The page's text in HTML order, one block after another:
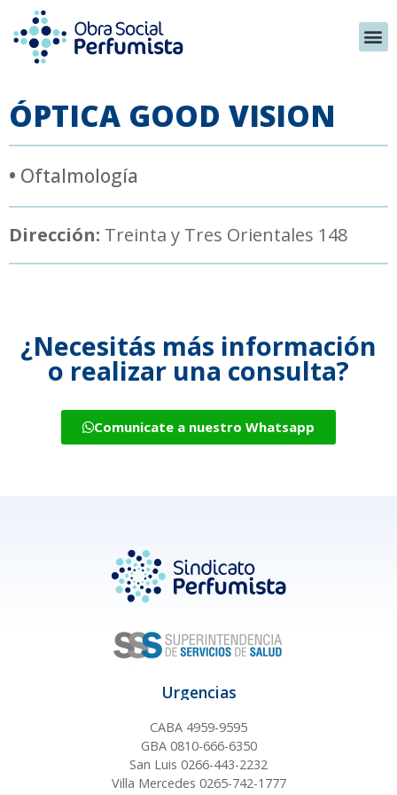
ÓPTICA GOOD VISION
• Oftalmología
Dirección: Treinta y Tres Orientales 148
¿Necesitás más información
o realizar una consulta?
Comunicate a nuestro Whatsapp
Urgencias
CABA 4959-9595
GBA 0810-666-6350
San Luis 0266-443-2232
Villa Mercedes 0265-742-1777